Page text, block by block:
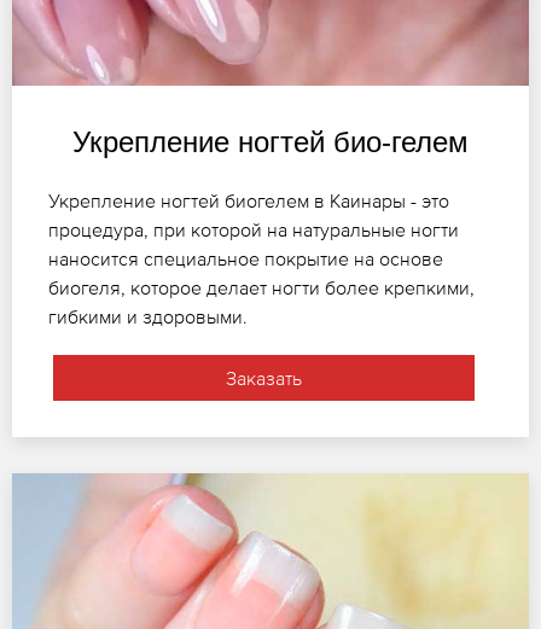
Укрепление ногтей био-гелем
Укрепление ногтей биогелем в Каинары - это
процедура, при которой на натуральные ногти
наносится специальное покрытие на основе
биогеля, которое делает ногти более крепкими,
гибкими и здоровыми.
Заказать